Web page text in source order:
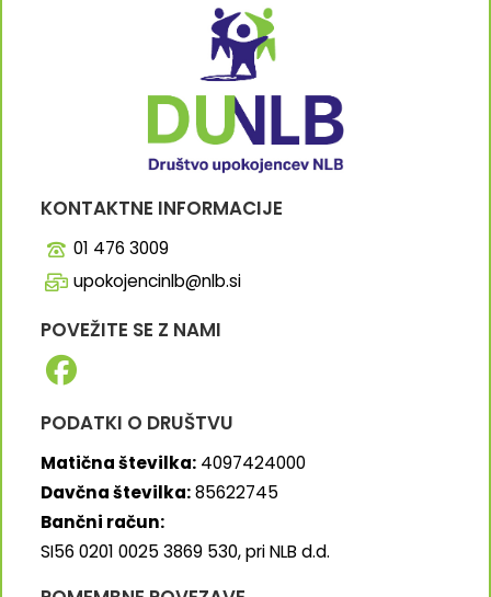
KONTAKTNE INFORMACIJE
01 476 3009
upokojencinlb@nlb.si
POVEŽITE SE Z NAMI
PODATKI O DRUŠTVU
Matična številka:4097424000
Davčna številka:85622745
Bančni račun:
SI56 0201 0025 3869 530, pri NLB d.d.